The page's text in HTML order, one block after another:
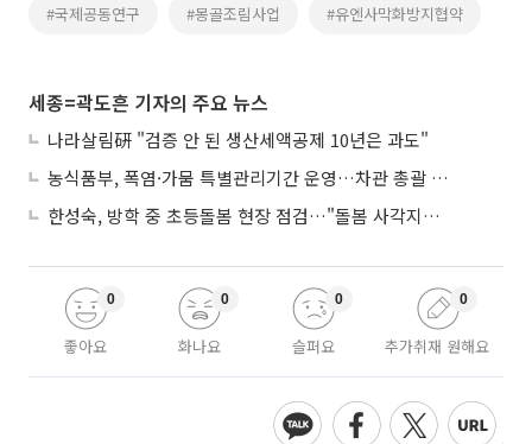
#국제공동연구 #몽골조림사업 #유엔사막화방지협약
세종=곽도흔 기자의 주요 뉴스
나라살림硏 "검증 안 된 생산세액공제 10년은 과도"
농식품부, 폭염·가뭄 특별관리기간 운영…차관 총괄 대응체계 격상
한성숙, 방학 중 초등돌봄 현장 점검…"돌봄 사각지대 없애야"
좋아요
0
화나요
0
슬퍼요
0
추가취재 원해요
0